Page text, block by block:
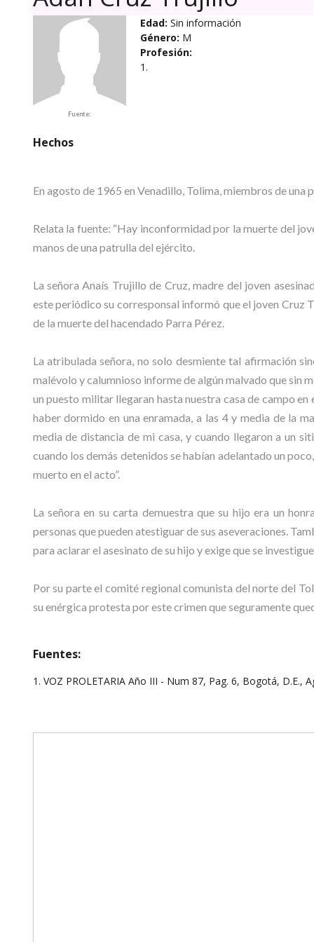
Fuente:
Edad: Sin información
Género: M
Profesión:
1.
Hechos
En agosto de 1965 en Venadillo, Tolima, miembros de
Relata la fuente: “Hay inconformidad por la muerte del
manos de una patrulla del ejército.
La señora Anaís Trujillo de Cruz, madre del joven
este periódico su corresponsal informó que el joven Cruz
de la muerte del hacendado Parra Pérez.
La atribulada señora, no solo desmiente tal afirmación
malévolo y calumnioso informe de algún malvado que sin
un puesto militar llegaran hasta nuestra casa de campo
haber dormido en una enramada, a las 4 y media de la
media de distancia de mi casa, y cuando llegaron a un
cuando los demás detenidos se habían adelantado un
muerto en el acto”.
La señora en su carta demuestra que su hijo era un
personas que pueden atestiguar de sus aseveraciones.
para aclarar el asesinato de su hijo y exige que se
Por su parte el comité regional comunista del norte del
su enérgica protesta por este crimen que seguramente
Fuentes:
1. VOZ PROLETARIA Año III - Num 87, Pag. 6, Bogotá, D.E.,